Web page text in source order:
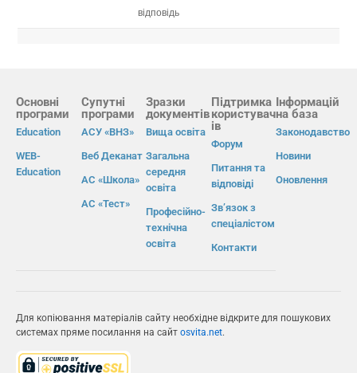
відповідь
Основні
програми
Education
WEB-
Education
Супутні
програми
АСУ «ВНЗ»
Веб Деканат
АС «Школа»
АС «Тест»
Зразки
документів
Вища освіта
Загальна
середня
освіта
Професійно-
технічна
освіта
Підтримка
користувач
ів
Форум
Питання та
відповіді
Зв’язок з
спеціалістом
Контакти
Інформацій
на база
Законодавство
Новини
Оновлення
Для копіювання матеріалів сайту необхідне відкрите для пошукових
системах пряме посилання на сайт osvita.net.